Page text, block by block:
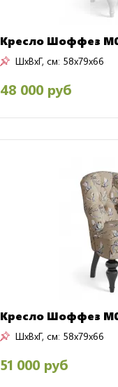
Кресло Шоффез
ШxВxГ, см: 58x79x66
48 000 руб
Кресло Шоффез
ШxВxГ, см: 58x79x66
51 000 руб